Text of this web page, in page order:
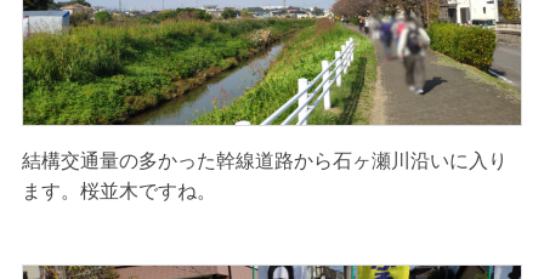
結構交通量の多かった幹線道路から石ヶ瀬川沿いに入り
ます。桜並木ですね。